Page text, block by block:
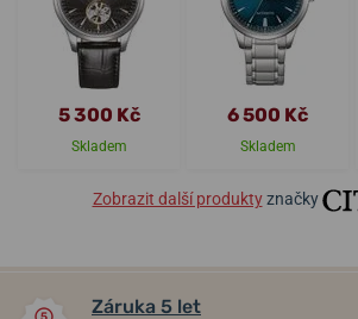
5 300 Kč
Skladem
6 500 Kč
Skladem
Zobrazit další produktyznačky
Záruka 5 let